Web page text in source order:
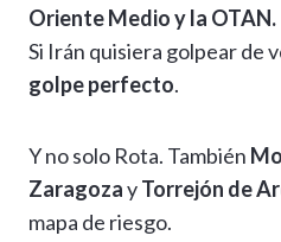
Oriente Medio y la OTAN.
Si Irán quisiera golpear de
golpe perfecto.
Y no solo Rota. También
ZaragozayTorrejón de
mapa de riesgo.